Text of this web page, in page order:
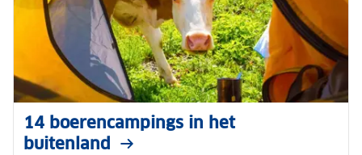
14 boerencampings in het
buitenland